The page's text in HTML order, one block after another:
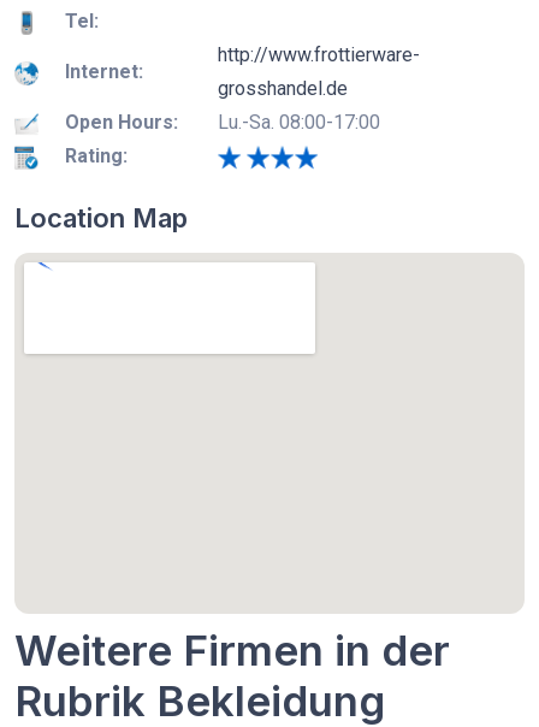
Tel:
Internet:
http://www.frottierware-
grosshandel.de
Open Hours:
Lu.-Sa. 08:00-17:00
Rating:
Location Map
Weitere Firmen in der
Rubrik Bekleidung